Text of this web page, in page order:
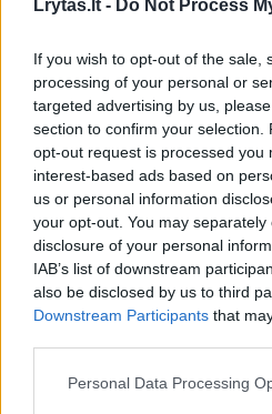
Lrytas.lt - Do Not Process
If you wish to opt-out of the sale,
processing of your personal or
targeted advertising by us,
section to confirm your selection.
opt-out request is processed you
interest-based ads based on
us or personal information
your opt-out. You may
disclosure of your personal
IAB’s list of downstream
also be disclosed by us to third
Downstream Participants that
Personal Data Processing
Antikorupcijos
grupę, tirsiančią
Taivano įmonėms
„Teisės
labai svarbu, kad
nepasitikėjimo“, –
Gentvilas.